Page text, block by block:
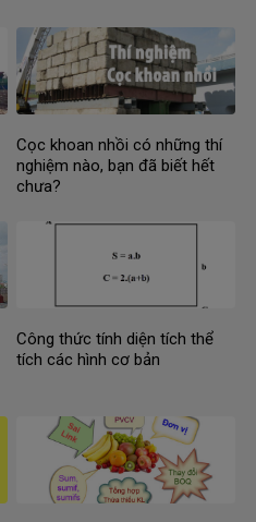
Cọc khoan nhồi có những thí
nghiệm nào, bạn đã biết hết
chưa?
Công thức tính diện tích thể
tích các hình cơ bản